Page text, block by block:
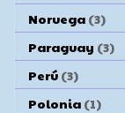
Noruega (3)
Paraguay (3)
Perú (3)
Polonia (1)